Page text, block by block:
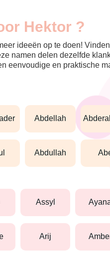
Hektor ?
ideeën op te doen!
namen delen dezelfde
eenvoudige en praktische
abdellah
abdullah
assyl
arij